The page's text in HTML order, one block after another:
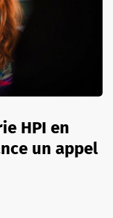
HPI en
un appel